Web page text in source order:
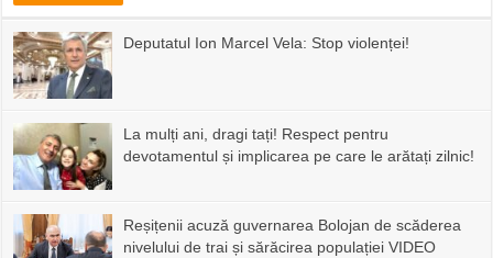
Deputatul Ion Marcel Vela: Stop violenței!
La mulți ani, dragi tați! Respect pentru
devotamentul și implicarea pe care le arătați zilnic!
Reșițenii acuză guvernarea Bolojan de scăderea
nivelului de trai și sărăcirea populației VIDEO